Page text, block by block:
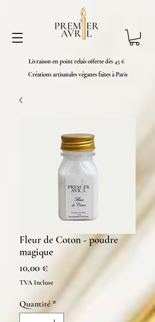
Livraison en point relais offerte dès 45 €
Créations artisanales véganes faites à Paris
Fleur de Coton - poudre
magique
10,00 €Prix
TVA Incluse
Quantité *